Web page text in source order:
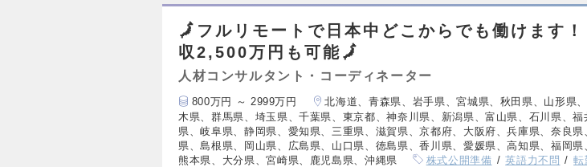
🗾フルリモートで日本中どこからでも働けます
収2,500万円も可能🗾
人材コンサルタント・コーディネーター
800万円 ～ 2999万円
北海道、青森県、岩手県、宮城県、秋田県、山形県
木県、群馬県、埼玉県、千葉県、東京都、神奈川県、新潟県、富山県、石川県、
県、岐阜県、静岡県、愛知県、三重県、滋賀県、京都府、大阪府、兵庫県、奈良県
県、島根県、岡山県、広島県、山口県、徳島県、香川県、愛媛県、高知県、福岡県
熊本県、大分県、宮崎県、鹿児島県、沖縄県
株式公開準備 英語力不問 転